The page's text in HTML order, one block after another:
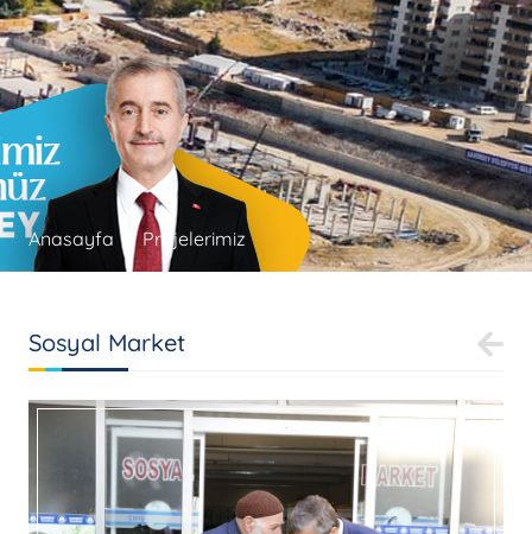
Anasayfa Projelerimiz
Sosyal Market